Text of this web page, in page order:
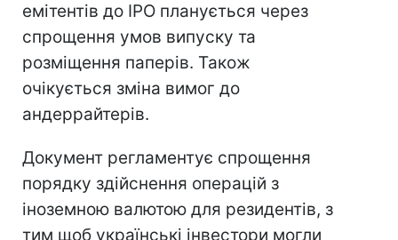
емітентів до IPO планується через
спрощення умов випуску та
розміщення паперів. Також
очікується зміна вимог до
андеррайтерів.
Документ регламентує спрощення
порядку здійснення операцій з
іноземною валютою для резидентів, з
тим щоб українські інвестори могли